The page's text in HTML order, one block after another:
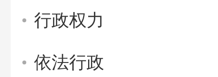
行政权力
依法行政